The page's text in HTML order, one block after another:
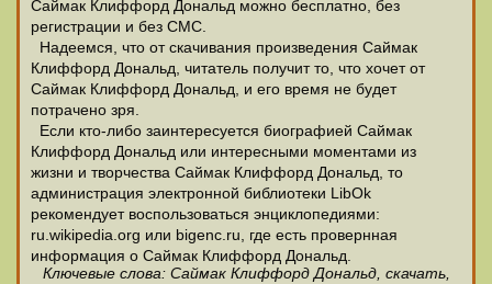
Саймак Клиффорд Дональд можно бесплатно, без
регистрации и без СМС.
Надеемся, что от скачивания произведения Саймак
Клиффорд Дональд, читатель получит то, что хочет от
Саймак Клиффорд Дональд, и его время не будет
потрачено зря.
Если кто-либо заинтересуется биографией Саймак
Клиффорд Дональд или интересными моментами из
жизни и творчества Саймак Клиффорд Дональд, то
администрация электронной библиотеки LibOk
рекомендует воспользоваться энциклопедиями:
ru.wikipedia.org или bigenc.ru, где есть провернная
информация о Саймак Клиффорд Дональд.
Ключевые слова: Саймак Клиффорд Дональд, скачать,